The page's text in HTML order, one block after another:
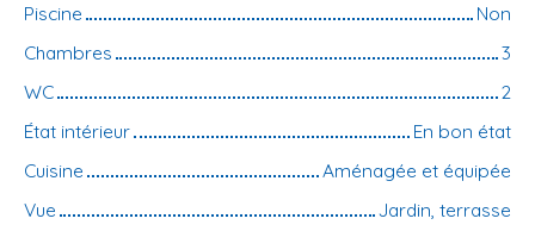
Piscine
Non
Chambres
3
WC
2
État intérieur
En bon état
Cuisine
Aménagée et équipée
Vue
Jardin, terrasse